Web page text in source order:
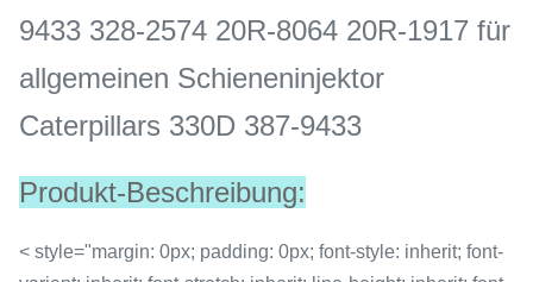
9433 328-2574 20R-8064 20R-1917 für
allgemeinen Schieneninjektor
Caterpillars 330D 387-9433
Produkt-Beschreibung:
< style="margin: 0px; padding: 0px; font-style: inherit; font-